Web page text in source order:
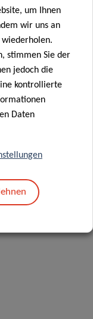
erklären Sie
um Ihnen
wir uns an
wiederholen.
stimmen Sie der
jedoch die
kontrollierte
Daten